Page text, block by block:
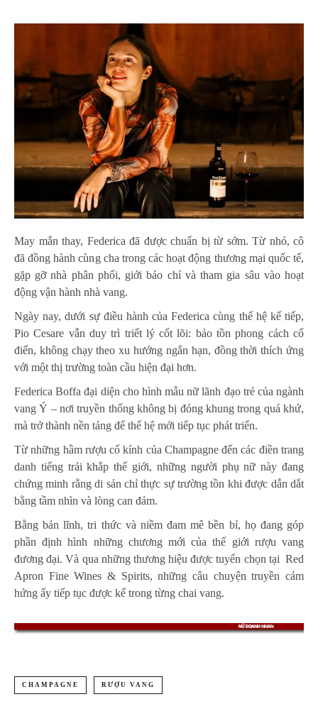
May mắn thay, Federica đã được chuẩn bị từ sớm. Từ nhỏ, cô
đã đồng hành cùng cha trong các hoạt động thương mại quốc tế,
gặp gỡ nhà phân phối, giới báo chí và tham gia sâu vào hoạt
động vận hành nhà vang.
Ngày nay, dưới sự điều hành của Federica cùng thế hệ kế tiếp,
Pio Cesare vẫn duy trì triết lý cốt lõi: bảo tồn phong cách cổ
điển, không chạy theo xu hướng ngắn hạn, đồng thời thích ứng
với một thị trường toàn cầu hiện đại hơn.
Federica Boffa đại diện cho hình mẫu nữ lãnh đạo trẻ của ngành
vang Ý – nơi truyền thống không bị đóng khung trong quá khứ,
mà trở thành nền tảng để thế hệ mới tiếp tục phát triển.
Từ những hầm rượu cổ kính của Champagne đến các điền trang
danh tiếng trải khắp thế giới, những người phụ nữ này đang
chứng minh rằng di sản chỉ thực sự trường tồn khi được dẫn dắt
bằng tầm nhìn và lòng can đảm.
Bằng bản lĩnh, tri thức và niềm đam mê bền bỉ, họ đang góp
phần định hình những chương mới của thế giới rượu vang
đương đại. Và qua những thương hiệu được tuyển chọn tại Red
Apron Fine Wines & Spirits, những câu chuyện truyền cảm
hứng ấy tiếp tục được kể trong từng chai vang.
CHAMPAGNE RƯỢU VANG